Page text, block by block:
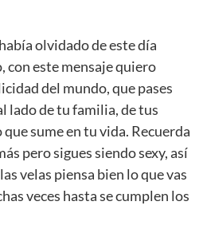
olvidado de este día
con este mensaje quiero
del mundo, que pases
lado de tu familia, de tus
sume en tu vida. Recuerda
pero sigues siendo sexy, así
velas piensa bien lo que vas
veces hasta se cumplen los